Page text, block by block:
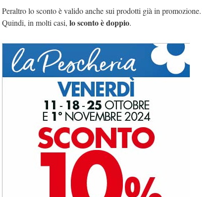
Peraltro lo sconto è valido anche sui prodotti già in promozione.
Quindi, in molti casi, lo sconto è doppio.